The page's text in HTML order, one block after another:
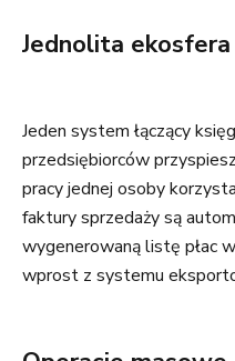
Jednolita
Jeden system łączący
przedsiębiorców
pracy jednej osoby
faktury sprzedaży są
wygenerowaną listę płac
wprost z systemu